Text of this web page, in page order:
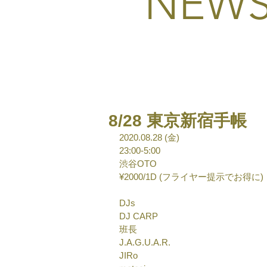
8/28 東京新宿手帳
2020.08.28 (金)
23:00-5:00
渋谷OTO
¥2000/1D (フライヤー提示でお得に)
DJs
DJ CARP
班長
J.A.G.U.A.R.
JIRo